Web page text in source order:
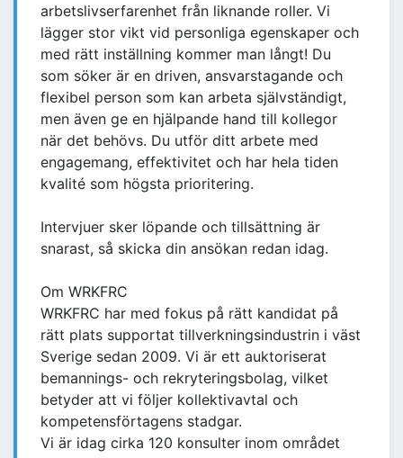
arbetslivserfarenhet från liknande roller. Vi
lägger stor vikt vid personliga egenskaper och
med rätt inställning kommer man långt! Du
som söker är en driven, ansvarstagande och
flexibel person som kan arbeta självständigt,
men även ge en hjälpande hand till kollegor
när det behövs. Du utför ditt arbete med
engagemang, effektivitet och har hela tiden
kvalité som högsta prioritering.
Intervjuer sker löpande och tillsättning är
snarast, så skicka din ansökan redan idag.
Om WRKFRC
WRKFRC har med fokus på rätt kandidat på
rätt plats supportat tillverkningsindustrin i väst
Sverige sedan 2009. Vi är ett auktoriserat
bemannings- och rekryteringsbolag, vilket
betyder att vi följer kollektivavtal och
kompetensförtagens stadgar.
Vi är idag cirka 120 konsulter inom området